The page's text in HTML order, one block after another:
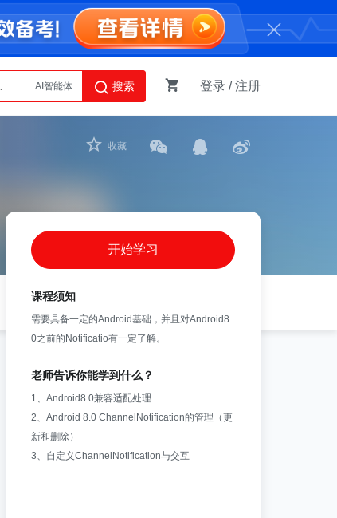
搜索 登录 /注册
收藏
开始学习
课程须知
需要具备一定的Android基础，并且对Android8.
0之前的Notificatio有一定了解。
老师告诉你能学到什么？
1、Android8.0兼容适配处理
2、Android 8.0 ChannelNotification的管理（更
新和删除）
3、自定义ChannelNotification与交互